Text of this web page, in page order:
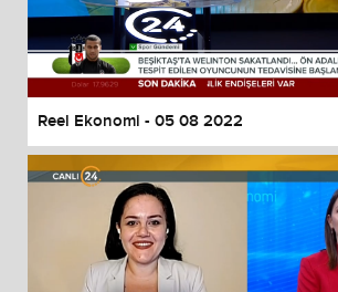
Reel Ekonomi - 05 08 2022